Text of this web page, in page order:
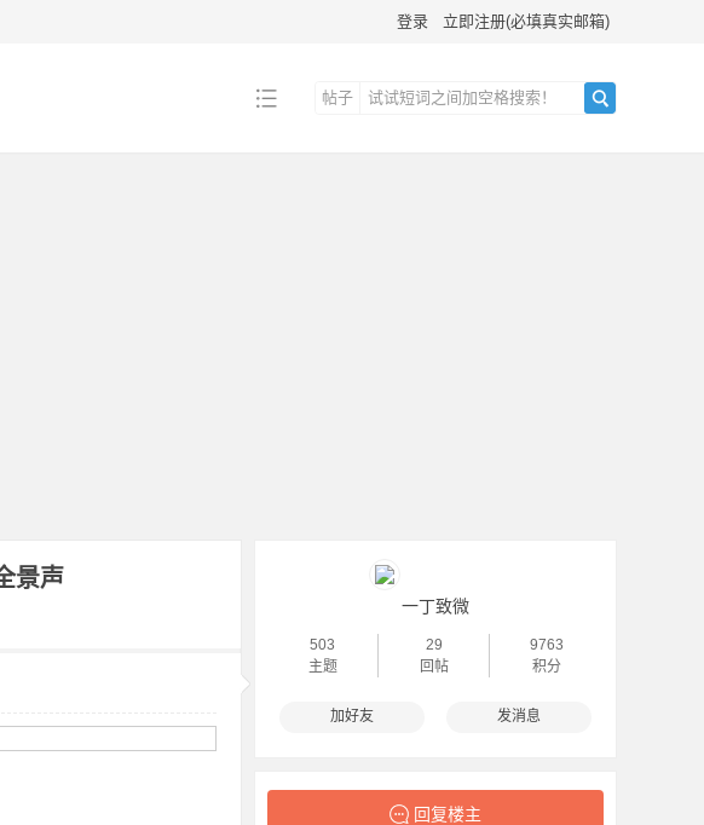
登录 立即注册(必填真实邮箱)
帖子
景声
一丁致微
503
主题
29
回帖
9763
积分
加好友 发消息
回复楼主